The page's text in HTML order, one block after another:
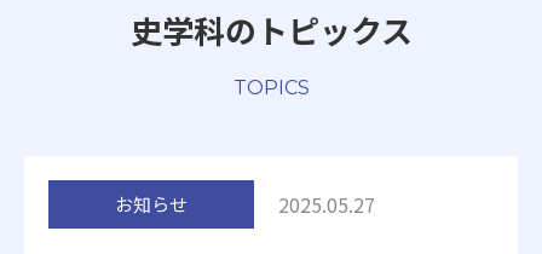
研究・地域連携
史学科のトピックス
TOPICS
お知らせ 2025.05.27